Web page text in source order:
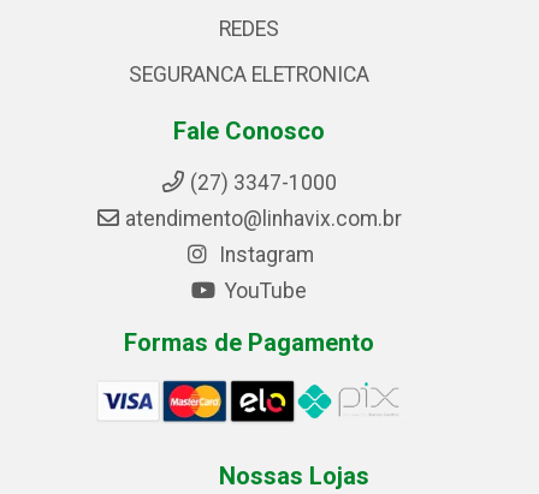
REDES
SEGURANCA ELETRONICA
Fale Conosco
(27) 3347-1000
atendimento@linhavix.com.br
Instagram
YouTube
Formas de Pagamento
Nossas Lojas